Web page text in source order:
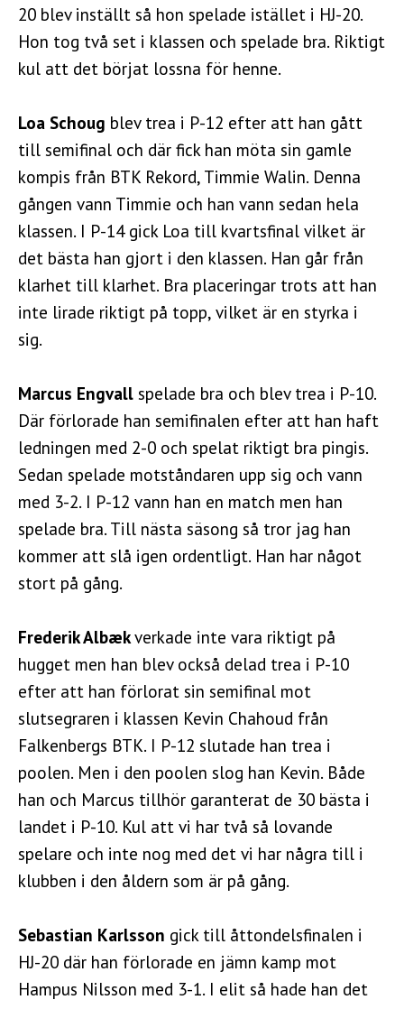
20 blev inställt så hon spelade istället i HJ-20.
Hon tog två set i klassen och spelade bra. Riktigt
kul att det börjat lossna för henne.
Loa Schoug blev trea i P-12 efter att han gått
till semifinal och där fick han möta sin gamle
kompis från BTK Rekord, Timmie Walin. Denna
gången vann Timmie och han vann sedan hela
klassen. I P-14 gick Loa till kvartsfinal vilket är
det bästa han gjort i den klassen. Han går från
klarhet till klarhet. Bra placeringar trots att han
inte lirade riktigt på topp, vilket är en styrka i
sig.
Marcus Engvall spelade bra och blev trea i P-10.
Där förlorade han semifinalen efter att han haft
ledningen med 2-0 och spelat riktigt bra pingis.
Sedan spelade motståndaren upp sig och vann
med 3-2. I P-12 vann han en match men han
spelade bra. Till nästa säsong så tror jag han
kommer att slå igen ordentligt. Han har något
stort på gång.
Frederik Albækverkade inte vara riktigt på
hugget men han blev också delad trea i P-10
efter att han förlorat sin semifinal mot
slutsegraren i klassen Kevin Chahoud från
Falkenbergs BTK. I P-12 slutade han trea i
poolen. Men i den poolen slog han Kevin. Både
han och Marcus tillhör garanterat de 30 bästa i
landet i P-10. Kul att vi har två så lovande
spelare och inte nog med det vi har några till i
klubben i den åldern som är på gång.
Sebastian Karlsson gick till åttondelsfinalen i
HJ-20 där han förlorade en jämn kamp mot
Hampus Nilsson med 3-1. I elit så hade han det